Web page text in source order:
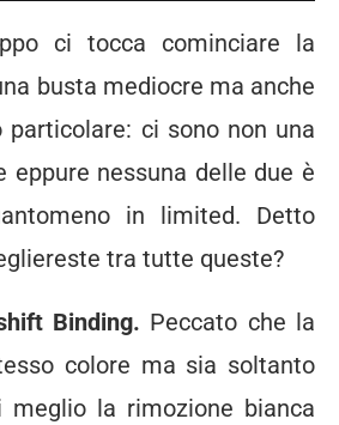
ci tocca cominciare la
busta mediocre ma anche
ci sono non una
eppure nessuna delle due è
in limited. Detto
tra tutte queste?
Binding. Peccato che la
colore ma sia soltanto
meglio la rimozione bianca